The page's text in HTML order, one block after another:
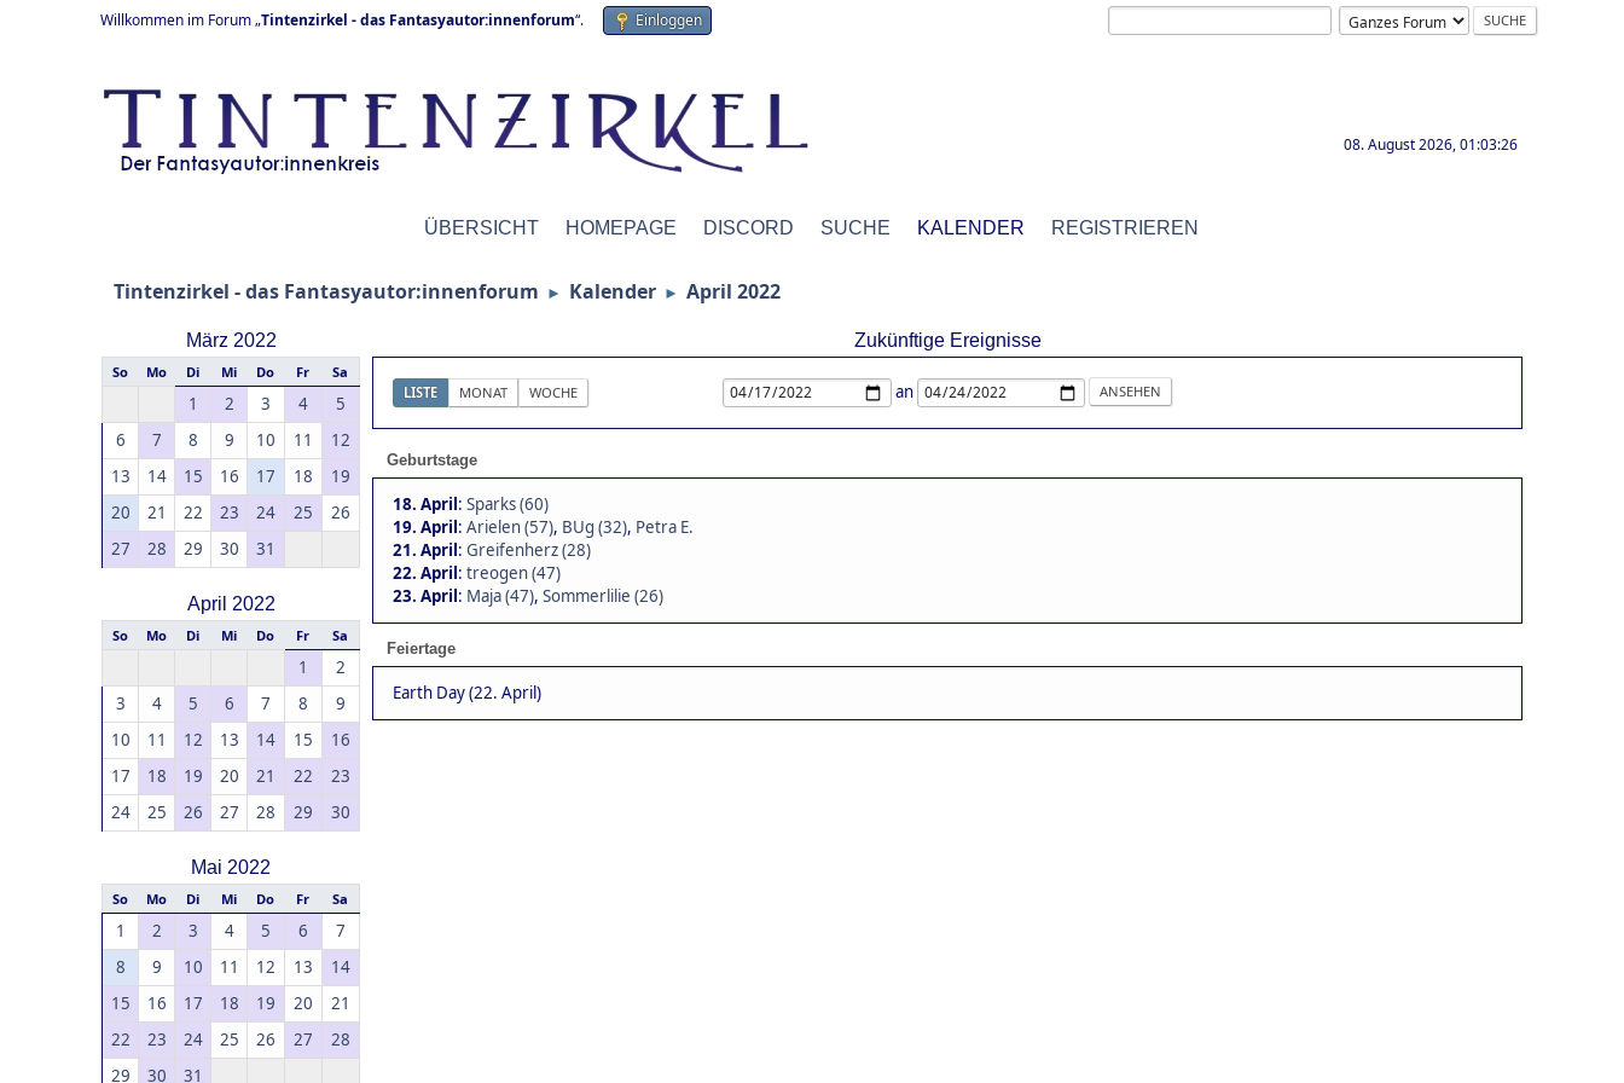
Willkommen im Forum „Tintenzirkel - das Fantasyautor:innenforum“. Einloggen
08. August 2026, 01:03:26
ÜBERSICHT HOMEPAGE DISCORD SUCHE KALENDER REGISTRIEREN
Tintenzirkel - das Fantasyautor:innenforum ► Kalender ► April 2022
März 2022
So Mo Di Mi Do Fr Sa
1 2 3 4
5
6
7 8 9 10 11
12
13
14 15 16 17 18
19
20
21 22 23 24 25
26
27
28 29 30 31
April 2022
So Mo Di Mi Do Fr Sa
1
2
3
4 5 6 7 8
9
10
11 12 13 14 15
16
17
18 19 20 21 22
23
24
25 26 27 28 29 30
Mai 2022
So Mo Di Mi Do Fr Sa
1 2 3 4 5 6
7
8
9 10 11 12 13
14
15
16 17 18 19 20
21
22
23 24 25 26 27
28
29
30 31
Zukünftige Ereignisse
LISTE MONAT WOCHE an
Geburtstage
18. April: Sparks (60)
19. April: Arielen (57), BUg (32), Petra E.
21. April: Greifenherz (28)
22. April: treogen (47)
23. April: Maja (47), Sommerlilie (26)
Feiertage
Earth Day (22. April)